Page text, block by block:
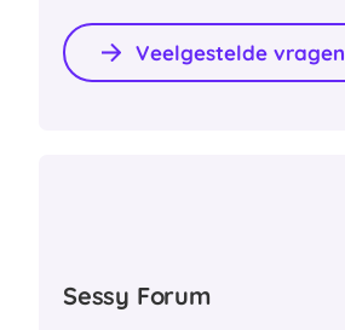
Veelgestelde vragen
Sessy Forum